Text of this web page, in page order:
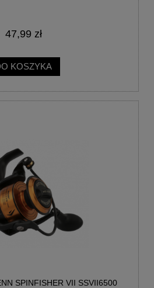
47,99 zł
KOSZYKA
SPINFISHER VII SSVII6500